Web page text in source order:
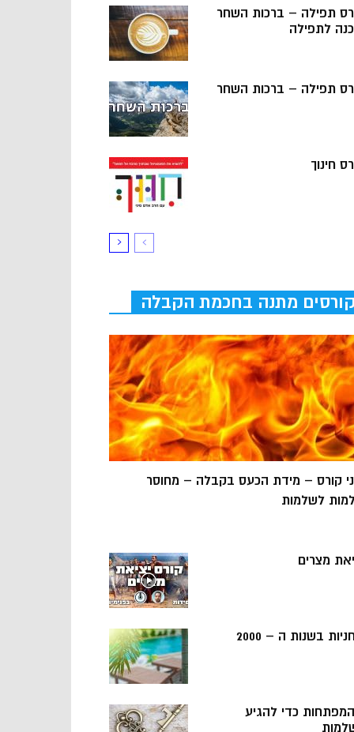
תפילה – ברכות השחר
לתפילה
תפילה – ברכות השחר
חינוך
קורסים מתנה בחכמת הקבלה
קורס – מידת הכעס בקבלה – מחוסר
לשלמות
מצרים
בשנות ה – 2000
5 המפתחות כדי להגיע